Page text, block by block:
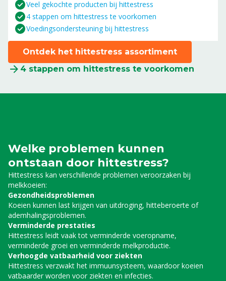
Veel gekochte producten bij hittestress
4 stappen om hittestress te voorkomen
Voedingsondersteuning bij hittestress
Ontdek het hittestress assortiment
4 stappen om hittestress te voorkomen
Welke problemen kunnen
ontstaan door hittestress?
Hittestress kan verschillende problemen veroorzaken bij
melkkoeien:
Gezondheidsproblemen
Koeien kunnen last krijgen van uitdroging, hitteberoerte of
ademhalingsproblemen.
Verminderde prestaties
Hittestress leidt vaak tot verminderde voeropname,
verminderde groei en verminderde melkproductie.
Verhoogde vatbaarheid voor ziekten
Hittestress verzwakt het immuunsysteem, waardoor koeien
vatbaarder worden voor ziekten en infecties.